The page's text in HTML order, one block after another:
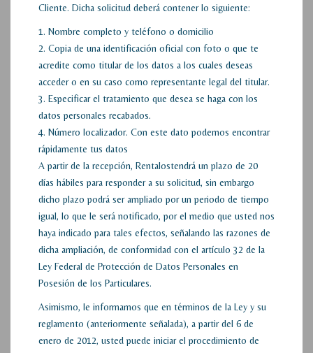
Cliente. Dicha solicitud deberá contener lo siguiente:
1. Nombre completo y teléfono o domicilio
2. Copia de una identificación oficial con foto o que te
acredite como titular de los datos a los cuales deseas
acceder o en su caso como representante legal del titular.
3. Especificar el tratamiento que desea se haga con los
datos personales recabados.
4. Número localizador. Con este dato podemos encontrar
rápidamente tus datos
A partir de la recepción, Rentalostendrá un plazo de 20
días hábiles para responder a su solicitud, sin embargo
dicho plazo podrá ser ampliado por un periodo de tiempo
igual, lo que le será notificado, por el medio que usted nos
haya indicado para tales efectos, señalando las razones de
dicha ampliación, de conformidad con el artículo 32 de la
Ley Federal de Protección de Datos Personales en
Posesión de los Particulares.
Asimismo, le informamos que en términos de la Ley y su
reglamento (anteriormente señalada), a partir del 6 de
enero de 2012, usted puede iniciar el procedimiento de